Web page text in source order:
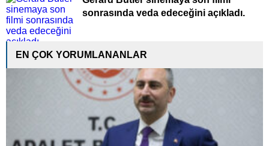
sonrasında veda edeceğini açıkladı.
EN ÇOK YORUMLANANLAR